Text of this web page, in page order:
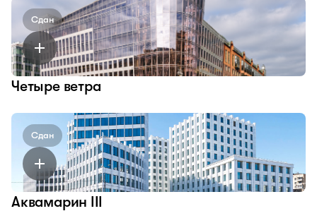
Сдан
Четыре ветра
Сдан
Аквамарин III